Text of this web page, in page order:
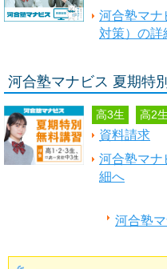
河合塾
河合塾マ
対策）の詳
河合塾マナビス 夏期特
高3生 高2生
資料請求
河合塾マナ
細へ